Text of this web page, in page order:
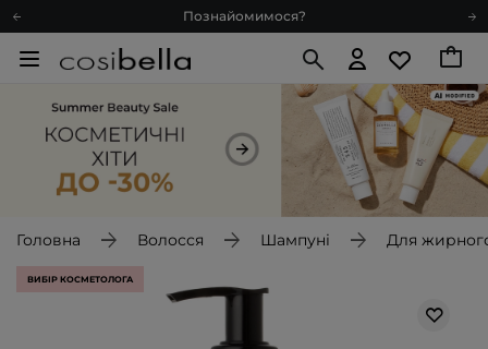
Познайомимося?
Доставка з любов'ю
Рекомендуй нас і отримуй ще більше балів
Запитай косметолога
Доставка з любов'ю
Блог
Головна Волосся Шампуні Для
ВИБІР КОСМЕТОЛОГА